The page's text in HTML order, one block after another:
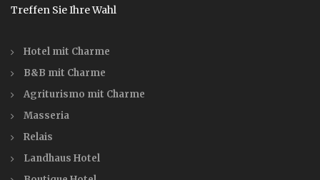
Treffen Sie Ihre Wahl
Hotel mit Charme
B&B mit Charme
Agriturismo mit Charme
Masseria
Relais
Landhaus Hotel